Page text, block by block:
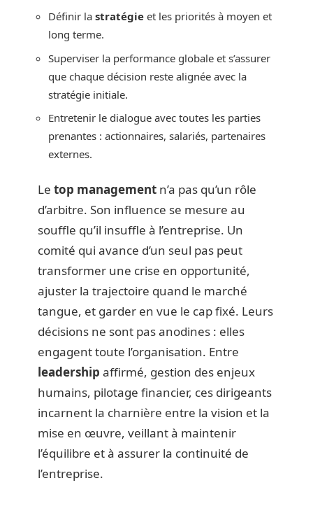
Définir la stratégie et les priorités à moyen et
long terme.
Superviser la performance globale et s’assurer
que chaque décision reste alignée avec la
stratégie initiale.
Entretenir le dialogue avec toutes les parties
prenantes : actionnaires, salariés, partenaires
externes.
Le top management n’a pas qu’un rôle
d’arbitre. Son influence se mesure au
souffle qu’il insuffle à l’entreprise. Un
comité qui avance d’un seul pas peut
transformer une crise en opportunité,
ajuster la trajectoire quand le marché
tangue, et garder en vue le cap fixé. Leurs
décisions ne sont pas anodines : elles
engagent toute l’organisation. Entre
leadership affirmé, gestion des enjeux
humains, pilotage financier, ces dirigeants
incarnent la charnière entre la vision et la
mise en œuvre, veillant à maintenir
l’équilibre et à assurer la continuité de
l’entreprise.